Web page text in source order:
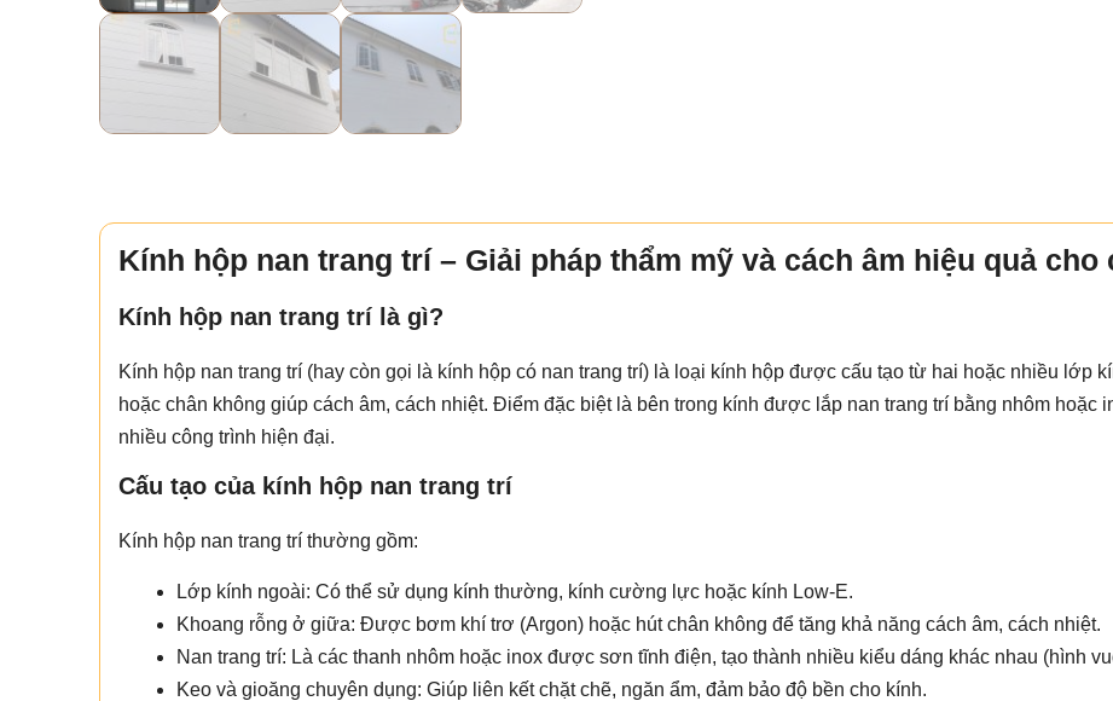
Kính hộp nan trang trí – Giải pháp thẩm mỹ và cách âm hiệu quả
Kính hộp nan trang trí là gì?
Kính hộp nan trang trí (hay còn gọi là kính hộp có nan trang trí) là loại kính hộp được cấu tạo từ hai hoặc nhiều lớp
hoặc chân không giúp cách âm, cách nhiệt. Điểm đặc biệt là bên trong kính được lắp nan trang trí bằng nhôm hoặc
nhiều công trình hiện đại.
Cấu tạo của kính hộp nan trang trí
Kính hộp nan trang trí thường gồm:
Lớp kính ngoài: Có thể sử dụng kính thường, kính cường lực hoặc kính Low-E.
Khoang rỗng ở giữa: Được bơm khí trơ (Argon) hoặc hút chân không để tăng khả năng cách âm, cách nhiệt.
Nan trang trí: Là các thanh nhôm hoặc inox được sơn tĩnh điện, tạo thành nhiều kiểu dáng khác nhau (hình
Keo và gioăng chuyên dụng: Giúp liên kết chặt chẽ, ngăn ẩm, đảm bảo độ bền cho kính.